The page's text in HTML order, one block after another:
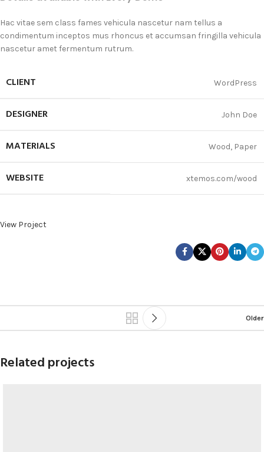
Hac vitae sem class fames vehicula nascetur nam tellus a
condimentum inceptos mus rhoncus et accumsan fringilla vehicula
nascetur amet fermentum rutrum.
CLIENT WordPress
DESIGNER John Doe
MATERIALS Wood, Paper
WEBSITE xtemos.com/wood
View Project
Older
Related projects